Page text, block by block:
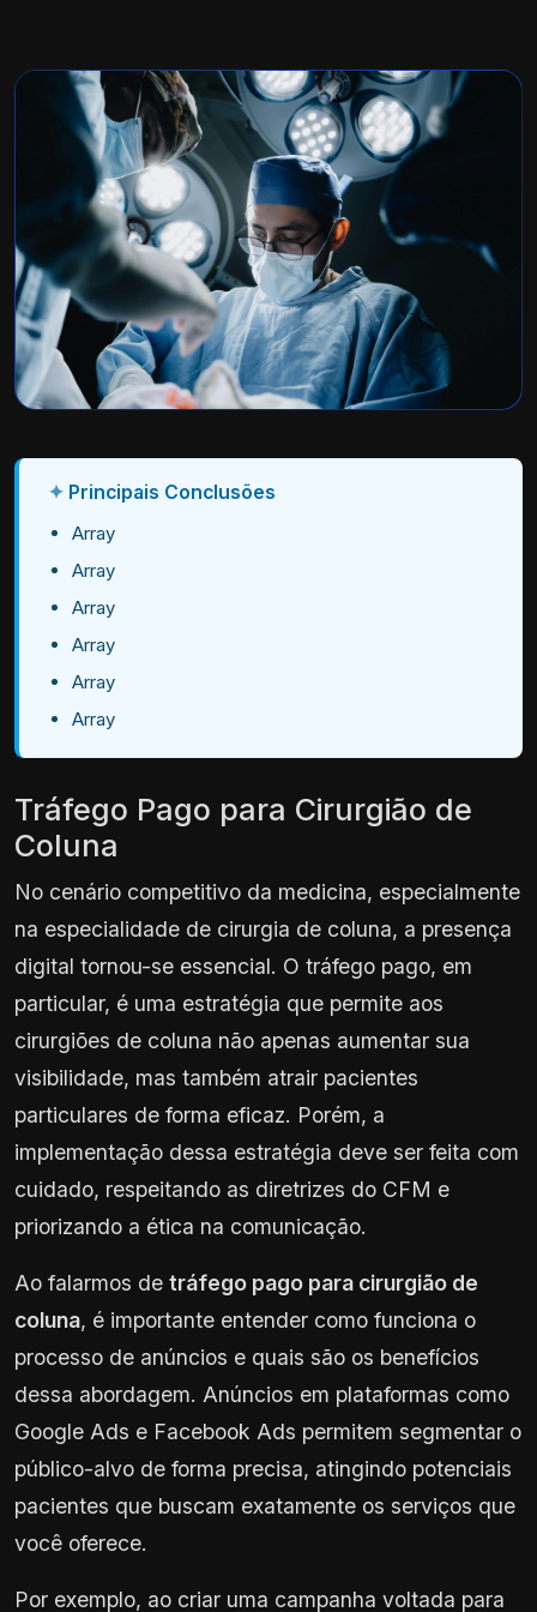
Principais Conclusões
Array
Array
Array
Array
Array
Array
Tráfego Pago para Cirurgião de
Coluna
No cenário competitivo da medicina, especialmente
na especialidade de cirurgia de coluna, a presença
digital tornou-se essencial. O tráfego pago, em
particular, é uma estratégia que permite aos
cirurgiões de coluna não apenas aumentar sua
visibilidade, mas também atrair pacientes
particulares de forma eficaz. Porém, a
implementação dessa estratégia deve ser feita com
cuidado, respeitando as diretrizes do CFM e
priorizando a ética na comunicação.
Ao falarmos de tráfego pago para cirurgião de
coluna, é importante entender como funciona o
processo de anúncios e quais são os benefícios
dessa abordagem. Anúncios em plataformas como
Google Ads e Facebook Ads permitem segmentar o
público-alvo de forma precisa, atingindo potenciais
pacientes que buscam exatamente os serviços que
você oferece.
Por exemplo, ao criar uma campanha voltada para